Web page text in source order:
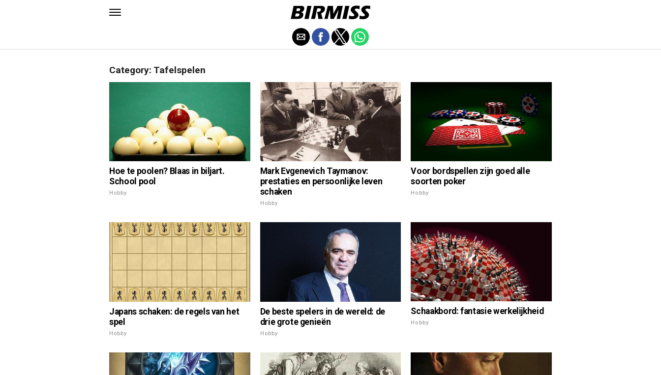
Category: Tafelspelen
Hoe te poolen? Blaas in biljart.
School pool
Hobby
Mark Evgenevich Taymanov:
prestaties en persoonlijke leven
schaken
Hobby
Voor bordspellen zijn goed alle
soorten poker
Hobby
Japans schaken: de regels van het
spel
Hobby
De beste spelers in de wereld: de
drie grote genieën
Hobby
Schaakbord: fantasie werkelijkheid
Hobby